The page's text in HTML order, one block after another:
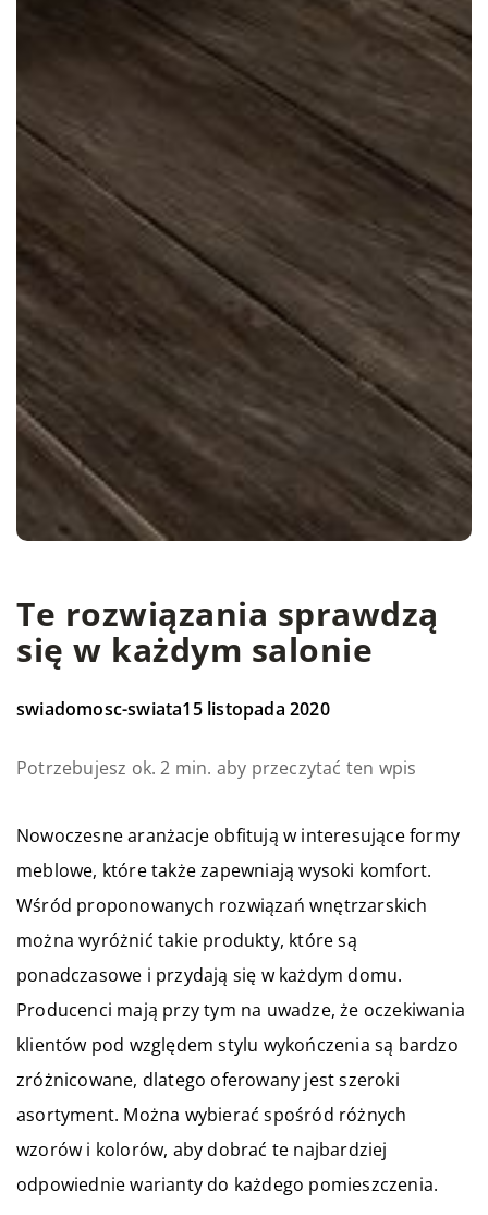
Te rozwiązania sprawdzą
się w każdym salonie
swiadomosc-swiata15 listopada 2020
Potrzebujesz ok. 2 min. aby przeczytać ten wpis
Nowoczesne aranżacje obfitują w interesujące formy
meblowe, które także zapewniają wysoki komfort.
Wśród proponowanych rozwiązań wnętrzarskich
można wyróżnić takie produkty, które są
ponadczasowe i przydają się w każdym domu.
Producenci mają przy tym na uwadze, że oczekiwania
klientów pod względem stylu wykończenia są bardzo
zróżnicowane, dlatego oferowany jest szeroki
asortyment. Można wybierać spośród różnych
wzorów i kolorów, aby dobrać te najbardziej
odpowiednie warianty do każdego pomieszczenia.